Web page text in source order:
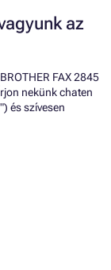
az
FAX 2845
nekünk chaten
és szívesen